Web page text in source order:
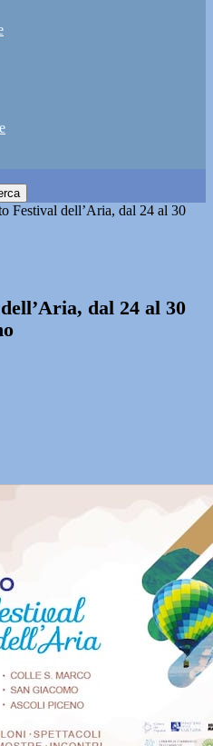
Festival dell’Aria, dal 24 al 30
dal 24 al 30